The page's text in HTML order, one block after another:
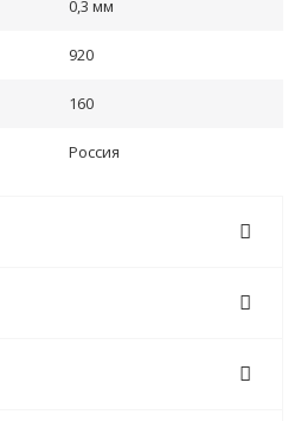
0,3 мм
920
160
Россия